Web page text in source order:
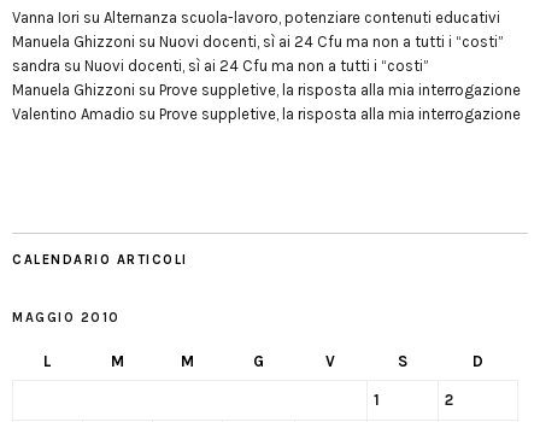
Vanna Iori su Alternanza scuola-lavoro, potenziare contenuti educativi
Manuela Ghizzoni su Nuovi docenti, sì ai 24 Cfu ma non a tutti i “costi”
sandra su Nuovi docenti, sì ai 24 Cfu ma non a tutti i “costi”
Manuela Ghizzoni su Prove suppletive, la risposta alla mia interrogazione
Valentino Amadio su Prove suppletive, la risposta alla mia interrogazione
CALENDARIO ARTICOLI
MAGGIO 2010
L M M G V S D
1 2